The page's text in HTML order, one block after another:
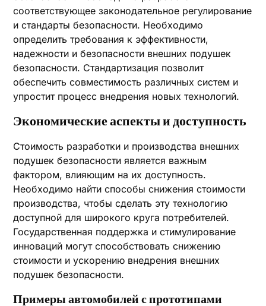
соответствующее законодательное регулирование
и стандарты безопасности. Необходимо
определить требования к эффективности,
надежности и безопасности внешних подушек
безопасности. Стандартизация позволит
обеспечить совместимость различных систем и
упростит процесс внедрения новых технологий.
Экономические аспекты и доступность
Стоимость разработки и производства внешних
подушек безопасности является важным
фактором, влияющим на их доступность.
Необходимо найти способы снижения стоимости
производства, чтобы сделать эту технологию
доступной для широкого круга потребителей.
Государственная поддержка и стимулирование
инноваций могут способствовать снижению
стоимости и ускорению внедрения внешних
подушек безопасности.
Примеры автомобилей с прототипами